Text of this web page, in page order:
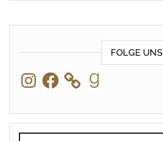
FOLGE UNS
InstagramFacebook Goodreads